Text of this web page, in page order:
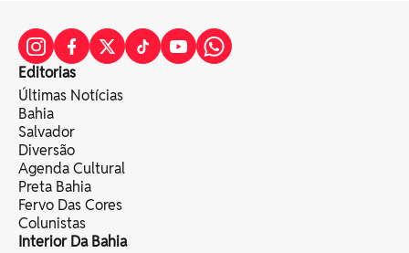
Editorias
Últimas Notícias
Bahia
Salvador
Diversão
Agenda Cultural
Preta Bahia
Fervo Das Cores
Colunistas
Interior Da Bahia